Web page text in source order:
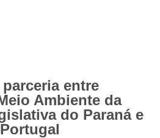
entre
Ambiente da
do Paraná e